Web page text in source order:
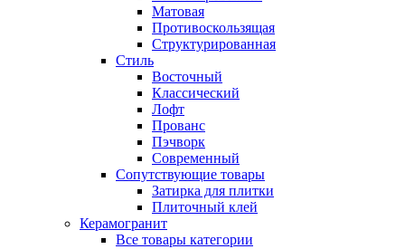
Матовая
Противоскользящая
Структурированная
Стиль
Восточный
Классический
Лофт
Прованс
Пэчворк
Современный
Сопутствующие товары
Затирка для плитки
Плиточный клей
Керамогранит
Все товары категории